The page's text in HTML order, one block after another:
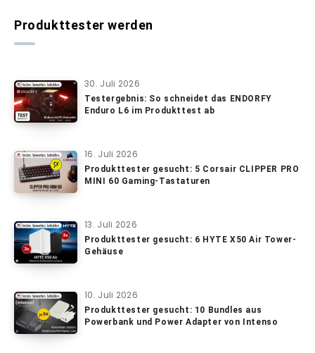
Produkttester werden
30. Juli 2026
Testergebnis: So schneidet das ENDORFY
Enduro L6 im Produkttest ab
16. Juli 2026
Produkttester gesucht: 5 Corsair CLIPPER PRO
MINI 60 Gaming-Tastaturen
13. Juli 2026
Produkttester gesucht: 6 HYTE X50 Air Tower-
Gehäuse
10. Juli 2026
Produkttester gesucht: 10 Bundles aus
Powerbank und Power Adapter von Intenso